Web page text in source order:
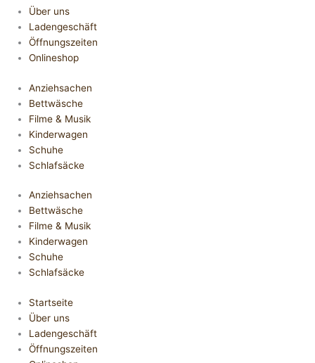
Über uns
Ladengeschäft
Öffnungszeiten
Onlineshop
Anziehsachen
Bettwäsche
Filme & Musik
Kinderwagen
Schuhe
Schlafsäcke
Anziehsachen
Bettwäsche
Filme & Musik
Kinderwagen
Schuhe
Schlafsäcke
Startseite
Über uns
Ladengeschäft
Öffnungszeiten